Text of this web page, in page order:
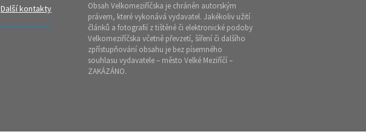
Další kontakty
Obsah Velkomeziříčska je chráněn autorským
právem, které vykonává vydavatel. Jakékoliv užití
článků a fotografií z tištěné či elektronické podoby
Velkomeziříčska včetně převzetí, šíření či dalšího
zpřístupňování obsahu je bez písemného
souhlasu vydavatele – město Velké Meziříčí –
ZAKÁZÁNO.